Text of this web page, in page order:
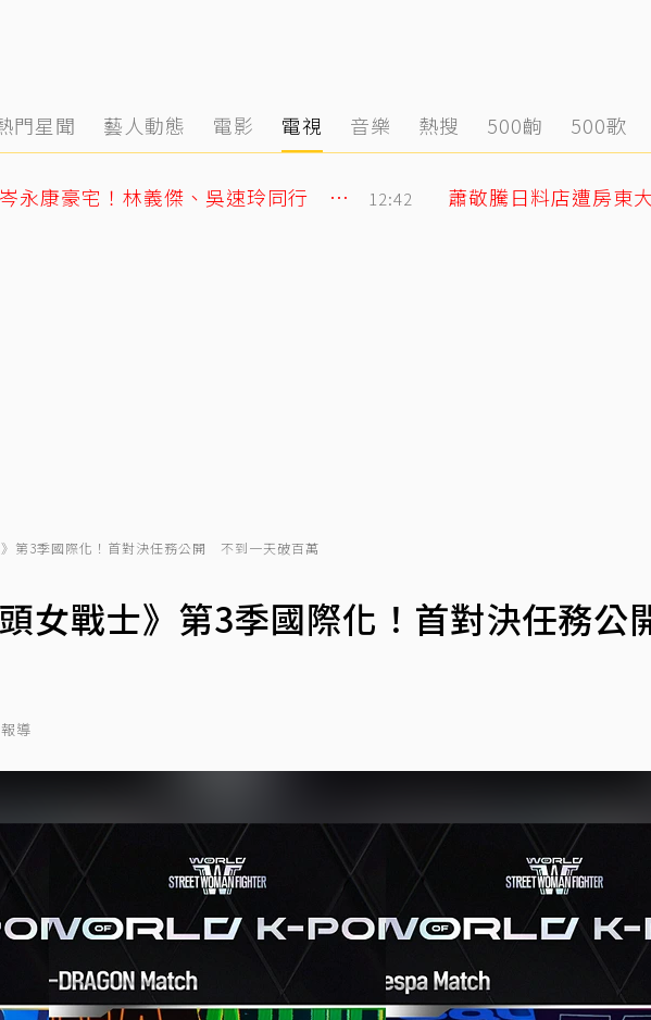
門星聞 藝人動態 電影 電視 音樂 熱搜 500齣 500歌
王仁甫紐西蘭旅遊開箱岑永康豪宅！林義傑、吳速玲同行 夢幻美景全曝光 12:42
第3季國際化！首對決任務公開 不到一天破百萬
女戰士》第3季國際化！首對決任務
導